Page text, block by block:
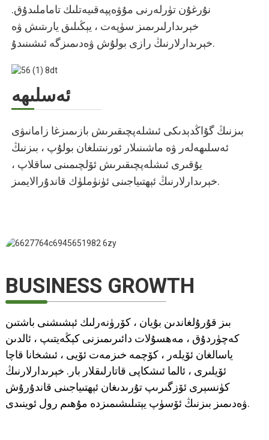
نۇرغۇن تۈرلەرنى مۇۋەپپەقىيەتلىك تاماملىدۇق.
خېرىدارلىرىمىز سۈپەت ، يېڭىلىق يارىتىش ۋە
خېرىدارلارنىڭ رازى بولۇش ۋەدىمىزگە ئىشىنىدۇ.
ئەسلىھە
بىزنىڭ گۇاڭدېدىكى ئىشلەپچىقىرىش بازىمىزغا زامانىۋى
ئەسلىھەلەر ۋە ماشىنىلار ئورنىتىلغان بولۇپ ، بىزنىڭ
يۇقىرى ئىشلەپچىقىرىش ئۆلچىمىنى ساقلاپ ،
خېرىدارلارنىڭ ئېھتىياجىنى ئۈنۈملۈك قاندۇرالايمىز.
BUSINESS GROWTH
بىز قۇرۇلغاندىن بۇيان ، كۆرۈنەرلىك ئېشىشنى باشتىن
كەچۈردۇق ، مەھسۇلات دائىرىمىزنى كېڭەيتىپ ، ئالدىن
ياسالغان ئۆيلەر ، كۆچمە خىزمەت ئۆيى ، ئىشخانا قاچا
ئۆيلىرى ، ئالما ئىشكاپى قاتارلىقلار بار. خېرىدارلارنىڭ
كۈنسېرى ئۆزگىرىپ تۇرىدىغان ئېھتىياجىنى قاندۇرۇش
ۋەدىمىز بىزنىڭ ئۆسۈپ يېتىلىشىمىزدە مۇھىم رول ئوينىدى.